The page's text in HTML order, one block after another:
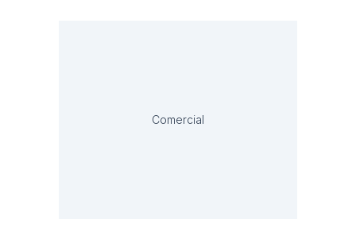
Comercial